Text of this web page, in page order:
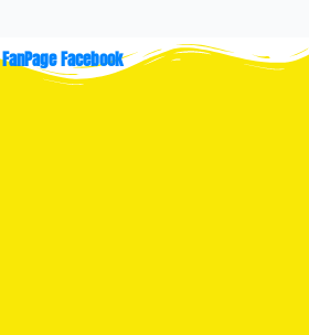
FanPage Facebook